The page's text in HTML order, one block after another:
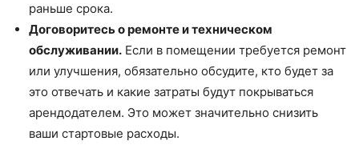
раньше срока.
Договоритесь о ремонте и техническом
обслуживании. Если в помещении требуется ремонт
или улучшения, обязательно обсудите, кто будет за
это отвечать и какие затраты будут покрываться
арендодателем. Это может значительно снизить
ваши стартовые расходы.